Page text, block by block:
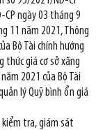
ngày 03 tháng 9
11 năm 2021, Thông
Bộ Tài chính hướng
thức giá cơ sở xăng
2021 của Bộ Tài
lý Quỹ bình ổn giá
kiểm tra, giám sát